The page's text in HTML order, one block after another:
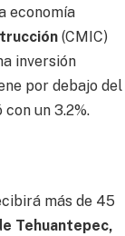
economía
(CMIC)
inversión
por debajo del
un 3.2%.
más de 45
Tehuantepec,